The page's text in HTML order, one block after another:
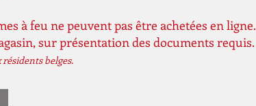
à feu ne peuvent pas être achetées en ligne.
sur présentation des documents requis.
belges.